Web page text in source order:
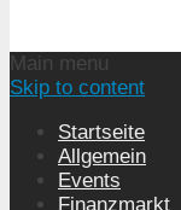
Main menu
Skip to content
Startseite
Allgemein
Events
Finanzmarkt